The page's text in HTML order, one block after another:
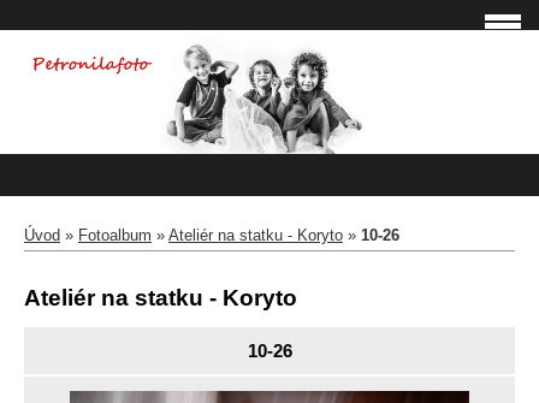
Úvod » Fotoalbum » Ateliér na statku - Koryto » 10-26
Ateliér na statku - Koryto
10-26